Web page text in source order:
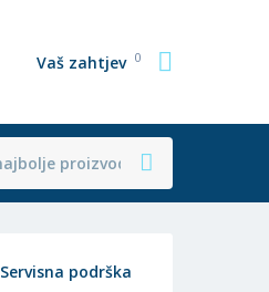
Vaš zahtjev 0
Servisna podrška